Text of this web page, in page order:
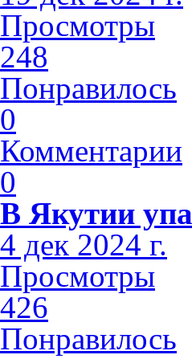
Просмотры
248
Понравилось
0
Комментарии
0
В Якутии
4 дек 2024 г.
Просмотры
426
Понравилось